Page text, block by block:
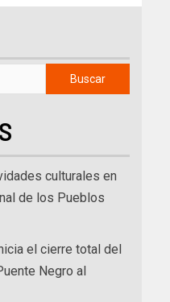
Buscar
culturales en
de los Pueblos
el cierre total del
Negro al